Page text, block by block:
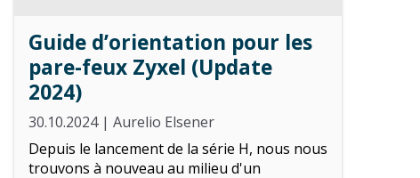
Guide d’orientation pour les
pare-feux Zyxel (Update
2024)
30.10.2024 | Aurelio Elsener
Depuis le lancement de la série H, nous nous
trouvons à nouveau au milieu d'un